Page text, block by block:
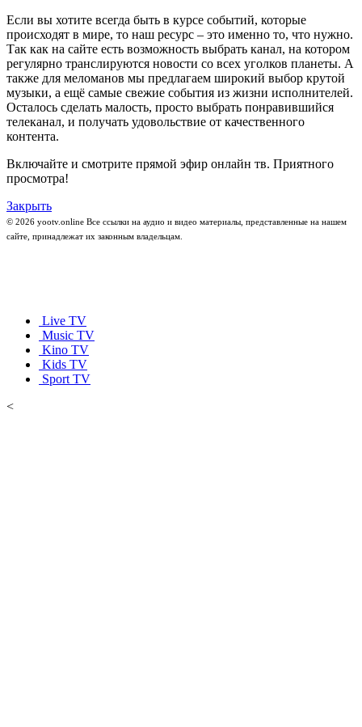
Если вы хотите всегда быть в курсе событий, которые
происходят в мире, то наш ресурс – это именно то, что нужно.
Так как на сайте есть возможность выбрать канал, на котором
регулярно транслируются новости со всех уголков планеты. А
также для меломанов мы предлагаем широкий выбор крутой
музыки, а ещё самые свежие события из жизни исполнителей.
Осталось сделать малость, просто выбрать понравившийся
телеканал, и получать удовольствие от качественного
контента.
Включайте и смотрите прямой эфир онлайн тв. Приятного
просмотра!
Закрыть
© 2026 yootv.online Все ссылки на аудио и видео материалы, представленные на нашем
сайте, принадлежат их законным владельцам.
Live TV
Music TV
Kino TV
Kids TV
Sport TV
<